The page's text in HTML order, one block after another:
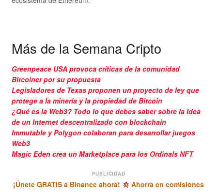
Más de la Semana Cripto
Greenpeace USA provoca críticas de la comunidad
Bitcoiner por su propuesta
Legisladores de Texas proponen un proyecto de ley que
protege a la minería y la propiedad de Bitcoin
¿Qué es la Web3? Todo lo que debes saber sobre la idea
de un Internet descentralizado con blockchain
Immutable y Polygon colaboran para desarrollar juegos
Web3
Magic Eden crea un Marketplace para los Ordinals NFT
PUBLICIDAD
¡Únete GRATIS a Binance ahora!
Ahorra en comisiones